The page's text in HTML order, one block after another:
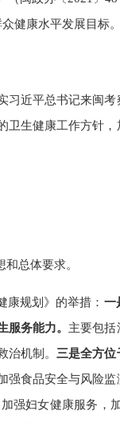
健康水平发展目标。
平总书记来闽考
生健康工作方针
总体要求。
规划》的举措： 一
服务能力。 主要包括
治机制。 三是全方位
食品安全与风险监
妇女健康服务，